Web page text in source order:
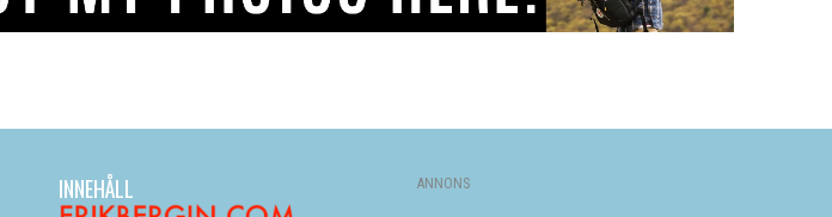
INNEHÅLL ANNONS